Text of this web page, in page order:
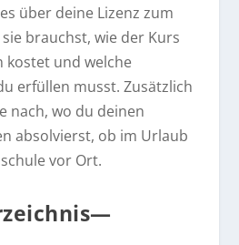
über deine Lizenz zum
brauchst, wie der Kurs
kostet und welche
erfüllen musst. Zusätzlich
nach, wo du deinen
absolvierst, ob im Urlaub
vor Ort.